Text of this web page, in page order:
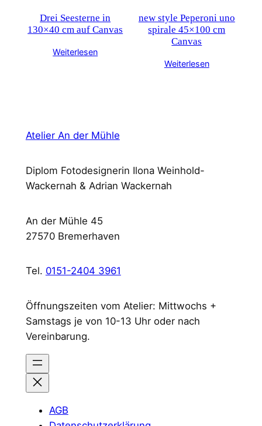
Drei Seesterne in
130×40 cm auf Canvas
Weiterlesen
new style Peperoni uno
spirale 45×100 cm
Canvas
Weiterlesen
Atelier An der Mühle
Diplom Fotodesignerin Ilona Weinhold-
Wackernah & Adrian Wackernah
An der Mühle 45
27570 Bremerhaven
Tel. 0151-2404 3961
Öffnungszeiten vom Atelier: Mittwochs +
Samstags je von 10-13 Uhr oder nach
Vereinbarung.
AGB